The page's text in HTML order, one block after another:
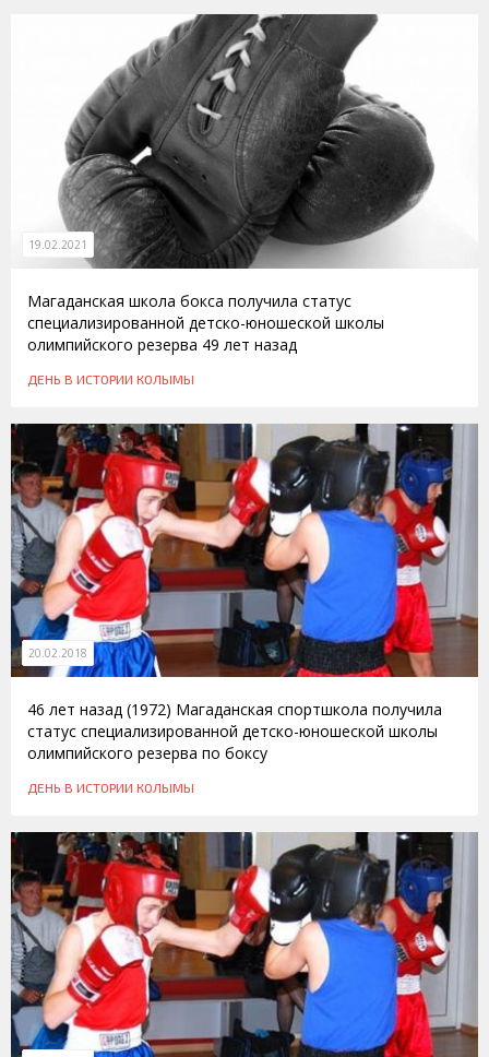
19.02.2021
Магаданская школа бокса получила статус
специализированной детско-юношеской школы
олимпийского резерва 49 лет назад
ДЕНЬ В ИСТОРИИ КОЛЫМЫ
20.02.2018
46 лет назад (1972) Магаданская спортшкола получила
статус специализированной детско-юношеской школы
олимпийского резерва по боксу
ДЕНЬ В ИСТОРИИ КОЛЫМЫ